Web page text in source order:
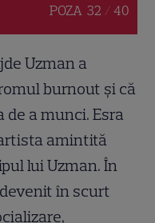
POZA 32 / 40
Uzman a
burnout și că
de a munci. Esra
amintită
lui Uzman. În
în scurt